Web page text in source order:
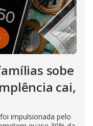
sobe
cai,
impulsionada pelo